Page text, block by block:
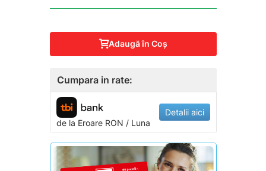
Adaugă în Coş
Cumpara in rate:
de la EroareRON / Luna
Detalii aici